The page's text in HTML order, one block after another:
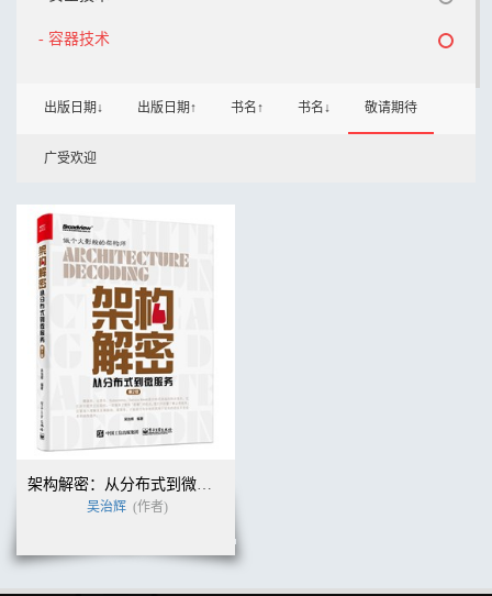
- 容器技术
出版日期↓ 出版日期↑ 书名↑ 书名↓ 敬请期待
广受欢迎
架构解密：从分布式到微服务（第2版）
吴治辉 (作者)